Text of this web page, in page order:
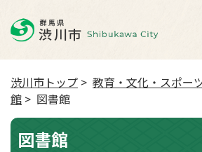
渋川市トップ > 教育・文化・スポー
館 > 図書館
図書館